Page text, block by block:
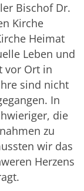
Bischof Dr.
Kirche
Heimat
Leben und
vor Ort in
sind nicht
In
die
zu
wir das
Herzens